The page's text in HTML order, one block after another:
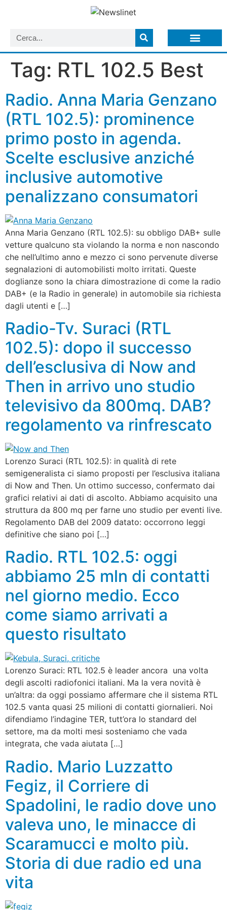
Tag: RTL 102.5 Best
Radio. Anna Maria Genzano
(RTL 102.5): prominence
primo posto in agenda.
Scelte esclusive anziché
inclusive automotive
penalizzano consumatori
Anna Maria Genzano (RTL 102.5): su obbligo DAB+ sulle
vetture qualcuno sta violando la norma e non nascondo
che nell’ultimo anno e mezzo ci sono pervenute diverse
segnalazioni di automobilisti molto irritati. Queste
doglianze sono la chiara dimostrazione di come la radio
DAB+ (e la Radio in generale) in automobile sia richiesta
dagli utenti e […]
Radio-Tv. Suraci (RTL
102.5): dopo il successo
dell’esclusiva di Now and
Then in arrivo uno studio
televisivo da 800mq. DAB?
regolamento va rinfrescato
Lorenzo Suraci (RTL 102.5): in qualità di rete
semigeneralista ci siamo proposti per l’esclusiva italiana
di Now and Then. Un ottimo successo, confermato dai
grafici relativi ai dati di ascolto. Abbiamo acquisito una
struttura da 800 mq per farne uno studio per eventi live.
Regolamento DAB del 2009 datato: occorrono leggi
definitive che siano poi […]
Radio. RTL 102.5: oggi
abbiamo 25 mln di contatti
nel giorno medio. Ecco
come siamo arrivati a
questo risultato
Lorenzo Suraci: RTL 102.5 è leader ancora una volta
degli ascolti radiofonici italiani. Ma la vera novità è
un’altra: da oggi possiamo affermare che il sistema RTL
102.5 vanta quasi 25 milioni di contatti giornalieri. Noi
difendiamo l’indagine TER, tutt’ora lo standard del
settore, ma da molti mesi sosteniamo che vada
integrata, che vada aiutata […]
Radio. Mario Luzzatto
Fegiz, il Corriere di
Spadolini, le radio dove uno
valeva uno, le minacce di
Scaramucci e molto più.
Storia di due radio ed una
vita